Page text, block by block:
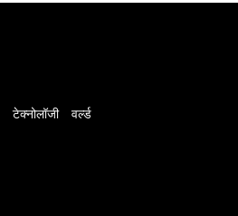
टेक्नोलॉजी
वर्ल्ड